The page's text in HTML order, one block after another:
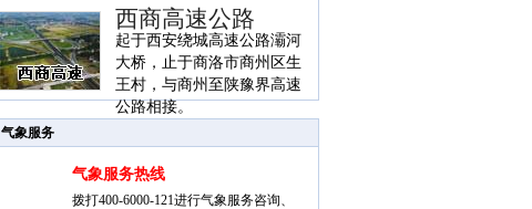
西商高速公路
起于西安绕城高速公路灞河
大桥，止于商洛市商州区生
王村，与商州至陕豫界高速
公路相接。
气象服务
气象服务热线
拨打400-6000-121进行气象服务咨询、